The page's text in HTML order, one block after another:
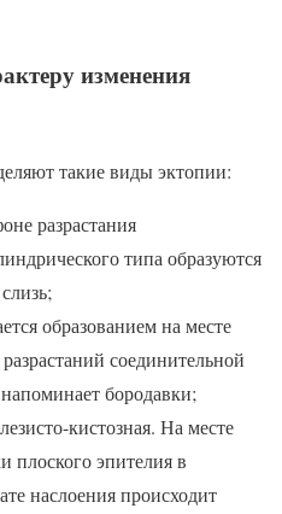
изменения
такие виды эктопии:
разрастания
типа образуются
образованием на месте
соединительной
бородавки;
кистозная. На месте
плоского эпителия в
наслоения происходит